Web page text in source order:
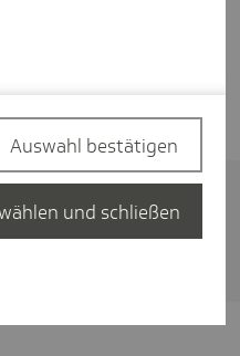
Land durch eine enge
finden Sie bei
Wirtschaft.
Auswahl bestätigen
und schließen